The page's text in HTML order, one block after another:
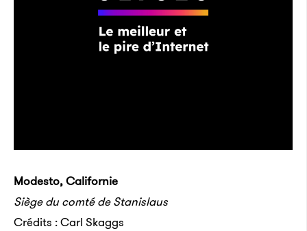
Modesto, Californie
Siège du comté de Stanislaus
Crédits : Carl Skaggs